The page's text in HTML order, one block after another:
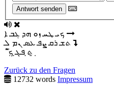
Antwort senden
ܟܝ ܛܚ ܙܘ ܗܕ ܓܒ ܐ
ܬܫ ܪܩ ܨܦ ܥܣ ܢܡ ܠ
ܬ̣ ܦ̣ܓ̣ ܟ݂
Zurück zu den Fragen
12732 words Impressum